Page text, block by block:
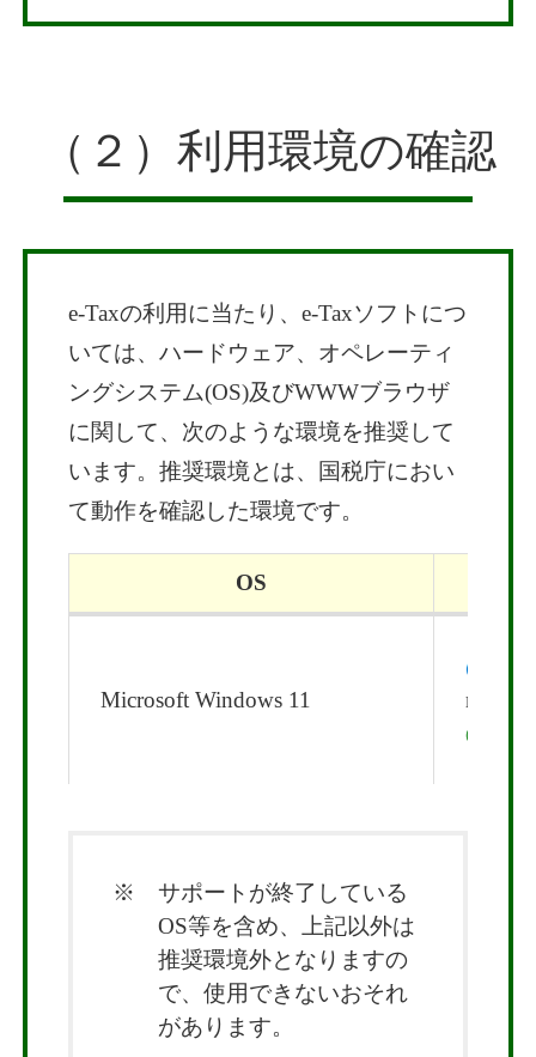
（２）利用環境の確認
e-Taxの利用に当たり、e-Taxソフトにつ
いては、ハードウェア、オペレーティ
ングシステム(OS)及びWWWブラウザ
に関して、次のような環境を推奨して
います。推奨環境とは、国税庁におい
て動作を確認した環境です。
OS
Microsoft Windows 11
m）
※ サポートが終了している
OS等を含め、上記以外は
推奨環境外となりますの
で、使用できないおそれ
があります。